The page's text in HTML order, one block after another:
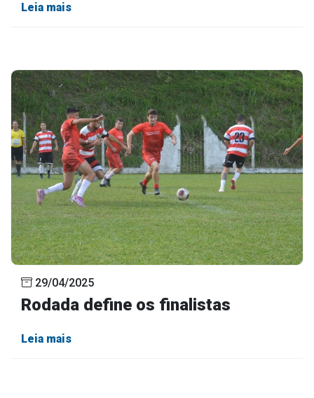
Leia mais
29/04/2025
Rodada define os finalistas
Leia mais